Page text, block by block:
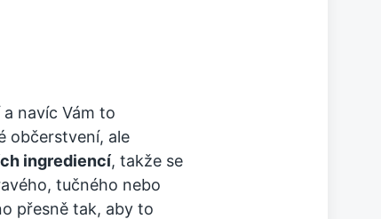
navíc Vám to
občerstvení, ale
ingrediencí, takže se
tučného nebo
přesně tak, aby to